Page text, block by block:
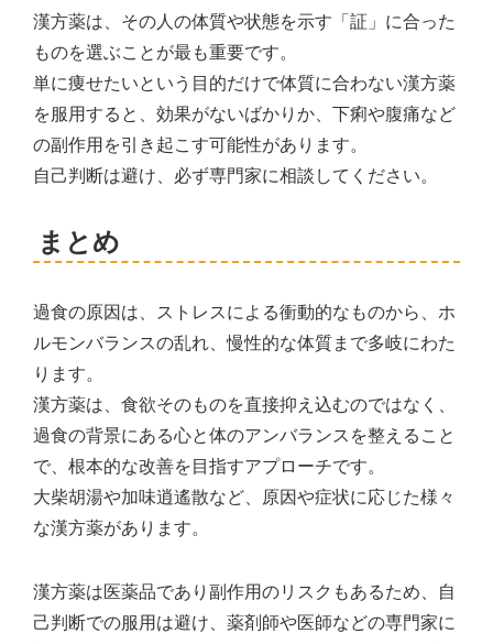
漢方薬は、その人の体質や状態を示す「証」に合った
ものを選ぶことが最も重要です。
単に痩せたいという目的だけで体質に合わない漢方薬
を服用すると、効果がないばかりか、下痢や腹痛など
の副作用を引き起こす可能性があります。
自己判断は避け、必ず専門家に相談してください。
まとめ
過食の原因は、ストレスによる衝動的なものから、ホ
ルモンバランスの乱れ、慢性的な体質まで多岐にわた
ります。
漢方薬は、食欲そのものを直接抑え込むのではなく、
過食の背景にある心と体のアンバランスを整えること
で、根本的な改善を目指すアプローチです。
大柴胡湯や加味逍遙散など、原因や症状に応じた様々
な漢方薬があります。
漢方薬は医薬品であり副作用のリスクもあるため、自
己判断での服用は避け、薬剤師や医師などの専門家に